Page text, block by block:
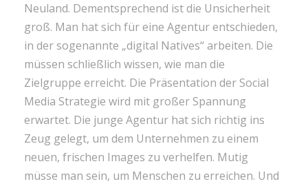
Neuland. Dementsprechend ist die Unsicherheit
groß. Man hat sich für eine Agentur entschieden,
in der sogenannte „digital Natives“ arbeiten. Die
müssen schließlich wissen, wie man die
Zielgruppe erreicht. Die Präsentation der Social
Media Strategie wird mit großer Spannung
erwartet. Die junge Agentur hat sich richtig ins
Zeug gelegt, um dem Unternehmen zu einem
neuen, frischen Images zu verhelfen. Mutig
müsse man sein, um Menschen zu erreichen. Und